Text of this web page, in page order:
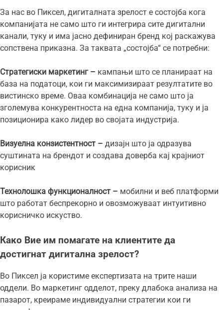
За нас во Пиксел, дигиталната зрелост е состојба кога
компанијата не само што ги интегрира сите дигитални
канали, туку и има јасно дефиниран бренд кој раскажува
сопствена приказна. За таквата „состојба“ се потребни:
Стратегиски маркетинг – кампањи што се планираат на
база на податоци, кои ги максимизираат резултатите во
вистинско време. Оваа комбинација не само што ја
зголемува конкурентноста на една компанија, туку и ја
позиционира како лидер во својата индустрија.
Визуелна конзистентност – дизајн што ја одразува
суштината на брендот и создава доверба кај крајниот
корисник
Технолошка функционалност – мобилни и веб платформи
што работат беспрекорно и овозможуваат интуитивно
корисничко искуство.
Како Вие им помагате на клиентите да
достигнат дигитална зрелост?
Во Пиксел ја користиме експертизата на трите наши
оддели. Во маркетинг одделот, преку длабока анализа на
пазарот, креираме индивидуални стратегии кои ги